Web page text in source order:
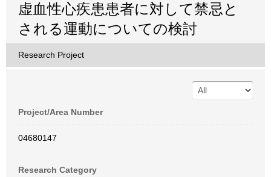
虚血性心疾患患者に対して禁忌と
される運動についての検討
Research Project
Project/Area Number
04680147
Research Category